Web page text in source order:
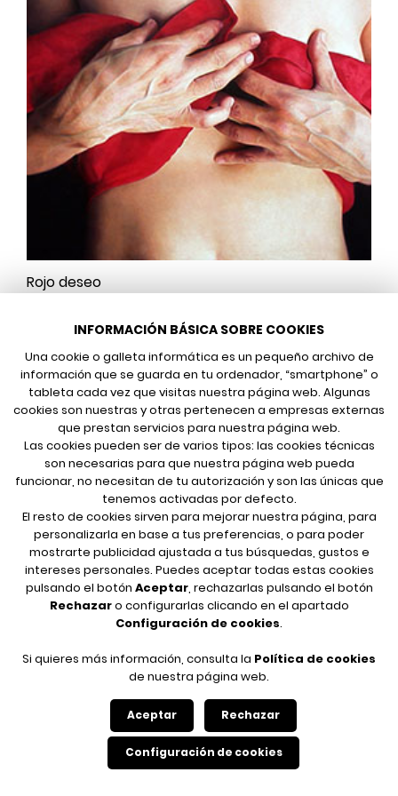
Rojo deseo
Sergeant Pepper
INFORMACIÓN BÁSICA SOBRE COOKIES
Una cookie o galleta informática es un pequeño archivo de
información que se guarda en tu ordenador, “smartphone” o
tableta cada vez que visitas nuestra página web. Algunas
cookies son nuestras y otras pertenecen a empresas externas
que prestan servicios para nuestra página web.
Las cookies pueden ser de varios tipos: las cookies técnicas
son necesarias para que nuestra página web pueda
funcionar, no necesitan de tu autorización y son las únicas que
tenemos activadas por defecto.
El resto de cookies sirven para mejorar nuestra página, para
personalizarla en base a tus preferencias, o para poder
mostrarte publicidad ajustada a tus búsquedas, gustos e
intereses personales. Puedes aceptar todas estas cookies
pulsando el botón Aceptar, rechazarlas pulsando el botón
Rechazaro configurarlas clicando en el apartado
Configuración de cookies.
Si quieres más información, consulta la Política de cookies
de nuestra página web.
Aceptar Rechazar
Configuración de cookies